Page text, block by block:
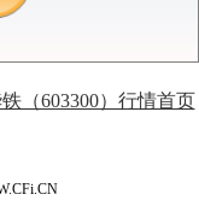
（603300）行情首页